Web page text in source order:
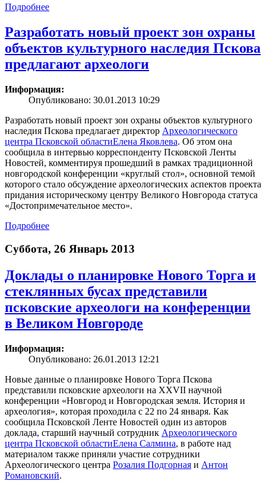
Подробнее
Разработать новый проект зон охраны
объектов культурного наследия Пскова
предлагают археологи
Информация:
Опубликовано: 30.01.2013 10:29
Разработать новый проект зон охраны объектов культурного
наследия Пскова предлагает директор Археологического
центра Псковской областиЕлена Яковлева. Об этом она
сообщила в интервью корреспонденту Псковской Ленты
Новостей, комментируя прошедший в рамках традиционной
новгородской конференции «круглый стол», основной темой
которого стало обсуждение археологических аспектов проекта
придания историческому центру Великого Новгорода статуса
«Достопримечательное место».
Подробнее
Суббота, 26 Январь 2013
Доклады о планировке Нового Торга и
стеклянных бусах представили
псковские археологи на конференции
в Великом Новгороде
Информация:
Опубликовано: 26.01.2013 12:21
Новые данные о планировке Нового Торга Пскова
представили псковские археологи на XXVII научной
конференции «Новгород и Новгородская земля. История и
археология», которая проходила с 22 по 24 января. Как
сообщила Псковской Ленте Новостей один из авторов
доклада, старший научный сотрудник Археологического
центра Псковской областиЕлена Салмина, в работе над
материалом также приняли участие сотрудники
Археологического центра Розалия Подгорная и Антон
Романовский.